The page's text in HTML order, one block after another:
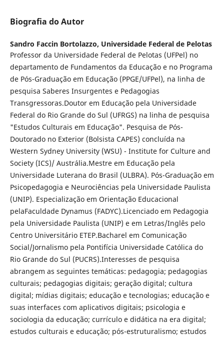
Biografia do Autor
Sandro Faccin Bortolazzo, Universidade Federal de Pelotas
Professor da Universidade Federal de Pelotas (UFPel) no
departamento de Fundamentos da Educação e no Programa
de Pós-Graduação em Educação (PPGE/UFPel), na linha de
pesquisa Saberes Insurgentes e Pedagogias
Transgressoras.Doutor em Educação pela Universidade
Federal do Rio Grande do Sul (UFRGS) na linha de pesquisa
"Estudos Culturais em Educação". Pesquisa de Pós-
Doutorado no Exterior (Bolsista CAPES) concluída na
Western Sydney University (WSU) - Institute for Culture and
Society (ICS)/ Austrália.Mestre em Educação pela
Universidade Luterana do Brasil (ULBRA). Pós-Graduação em
Psicopedagogia e Neurociências pela Universidade Paulista
(UNIP). Especialização em Orientação Educacional
pelaFaculdade Dynamus (FADYC).Licenciado em Pedagogia
pela Universidade Paulista (UNIP) e em Letras/Inglês pelo
Centro Universitário ETEP.Bacharel em Comunicação
Social/Jornalismo pela Pontifícia Universidade Católica do
Rio Grande do Sul (PUCRS).Interesses de pesquisa
abrangem as seguintes temáticas: pedagogia; pedagogias
culturais; pedagogias digitais; geração digital; cultura
digital; mídias digitais; educação e tecnologias; educação e
suas interfaces com aplicativos digitais; psicologia e
sociologia da educação; currículo e didática na era digital;
estudos culturais e educação; pós-estruturalismo; estudos